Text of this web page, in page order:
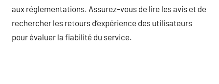
aux réglementations. Assurez-vous de lire les avis et de
rechercher les retours d’expérience des utilisateurs
pour évaluer la fiabilité du service.